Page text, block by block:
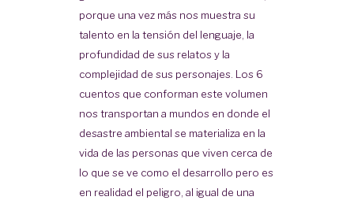
porque una vez más nos muestra su
talento en la tensión del lenguaje, la
profundidad de sus relatos y la
complejidad de sus personajes. Los 6
cuentos que conforman este volumen
nos transportan a mundos en donde el
desastre ambiental se materializa en la
vida de las personas que viven cerca de
lo que se ve como el desarrollo pero es
en realidad el peligro, al igual de una